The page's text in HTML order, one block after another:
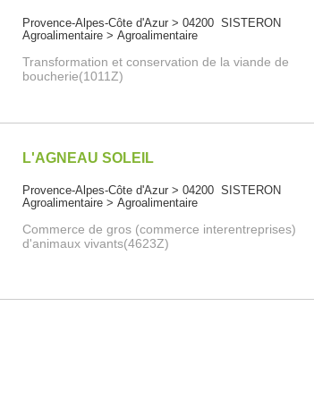
Provence-Alpes-Côte d'Azur > 04200 SISTERON
Agroalimentaire > Agroalimentaire
Transformation et conservation de la viande de
boucherie(1011Z)
L'AGNEAU SOLEIL
Provence-Alpes-Côte d'Azur > 04200 SISTERON
Agroalimentaire > Agroalimentaire
Commerce de gros (commerce interentreprises)
d'animaux vivants(4623Z)